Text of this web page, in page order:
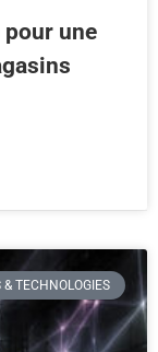
pour une
& TECHNOLOGIES